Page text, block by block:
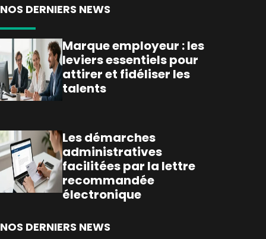
NOS DERNIERS NEWS
Marque employeur : les
leviers essentiels pour
attirer et fidéliser les
talents
Les démarches
administratives
facilitées par la lettre
recommandée
électronique
NOS DERNIERS NEWS